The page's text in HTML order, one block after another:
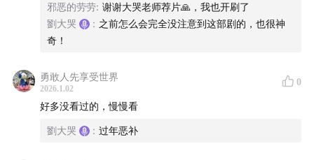
版、【疾速追杀·芭蕾杀姬】
年度电视剧
谭朋友👉🏻《匹兹堡医护前线》、《沙尘暴》、《苦尽柑来
遇见你》
刘大哭👉🏻《匹兹堡医护前线》、《流人》、《29岁的圣诞
邪恶的劳劳: 谢谢大哭老师荐片🙏，我也开刷了
劉大哭
: 之前怎么会完全没注意到这部剧的，也很神
奇！
勇敢人先享受世界
2026.1.02
0
好多没看过的，慢慢看
劉大哭 : 过年恶补